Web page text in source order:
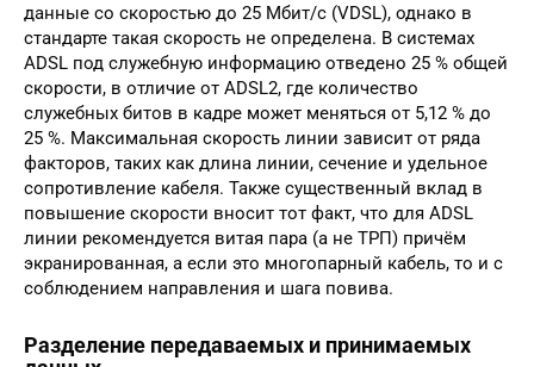
данные со скоростью до 25 Мбит/с (VDSL), однако в
стандарте такая скорость не определена. В системах
ADSL под служебную информацию отведено 25 % общей
скорости, в отличие от ADSL2, где количество
служебных битов в кадре может меняться от 5,12 % до
25 %. Максимальная скорость линии зависит от ряда
факторов, таких как длина линии, сечение и удельное
сопротивление кабеля. Также существенный вклад в
повышение скорости вносит тот факт, что для ADSL
линии рекомендуется витая пара (а не ТРП) причём
экранированная, а если это многопарный кабель, то и с
соблюдением направления и шага повива.
Разделение передаваемых и принимаемых